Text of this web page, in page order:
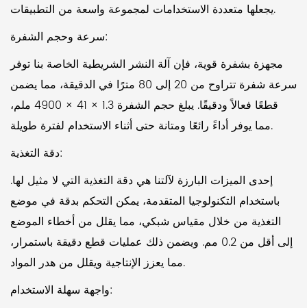
يجعلها متعددة الاستخدامات لمجموعة واسعة من التطبيقات.
سرعة وحجم الشفرة:
مجهزة بشفرة قوية، فإن آلة النشر الشريطية الخاصة بنا توفر
سرعة شفرة تتراوح من 20 إلى 80 مترًا في الدقيقة، مما يضمن
قطعًا فعالاً ودقيقًا. يبلغ حجم الشفرة 1.3 × 41 × 4900 ملم،
مما يوفر أداءً رائعًا ومتانة حتى أثناء الاستخدام لفترة طويلة.
دقة التغذية:
إحدى الميزات البارزة لآلتنا هي دقة التغذية التي لا مثيل لها.
باستخدام التكنولوجيا المتقدمة، يمكن التحكم بدقة في موضع
التغذية من خلال مقياس شبكي، مما يقلل من أخطاء الموضع
إلى أقل من 0.2 مم. ويضمن ذلك عمليات قطع دقيقة باستمرار،
مما يعزز الإنتاجية ويقلل من هدر المواد.
واجهة سهلة الاستخدام: